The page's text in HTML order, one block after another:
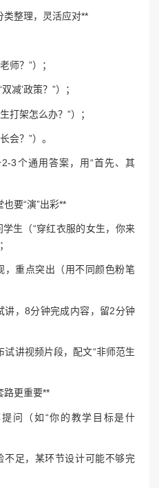
类整理，灵活应对**
师？”）；
减’政策？”）；
打架怎么办？”）；
会？”）。
3个通用答案，用“首先、其
要“演”出彩**
生（“穿红衣服的女生，你来
，重点突出（用不同颜色粉笔
讲，8分钟完成内容，留2分钟
试讲视频片段，配文“非师范生
路更重要**
问（如“你的教学目标是什
不足，某环节设计可能不够完